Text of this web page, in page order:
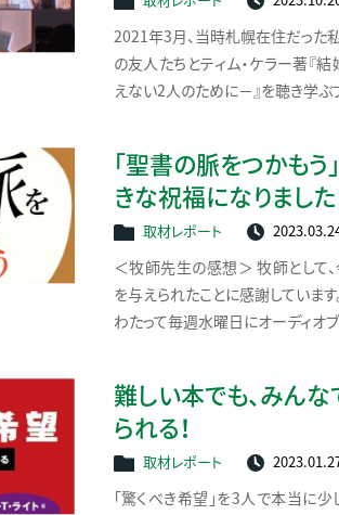
2021年3月、当時札幌在住だった
の友人たちとティム・ケラー著『
えない2人のために－』を聴き学
「聖書の脈をつかもう
きな祝福になりました
取材レポート
＜牧師先生の感想＞ 牧師として
を与えられたことに感謝していま
わたって毎週水曜日にオーディオ
難しい本でも、みんな
られる！
取材レポート
「驚くべき希望」を3人で本当に少